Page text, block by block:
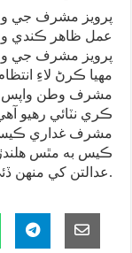
پرويز مشرف جي
عمل ظاهر ڪندي
پرويز مشرف جي
مهيا ڪرڻ لاءِ
مشرف وطن واپس
ڪري نٽائي رهيو
مشرف غداري ڪيس
ڪيس به مٿس
عدالتن کي منهن ڏئي.